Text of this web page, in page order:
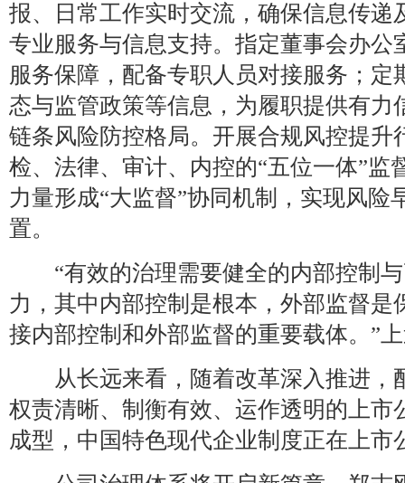
报、日常工作实时交流，确保信息传递
专业服务与信息支持。指定董事会办公
服务保障，配备专职人员对接服务；定
态与监管政策等信息，为履职提供有力
链条风险防控格局。开展合规风控提升
检、法律、审计、内控的“五位一体”监
力量形成“大监督”协同机制，实现风险
置。
“有效的治理需要健全的内部控制与
力，其中内部控制是根本，外部监督是
接内部控制和外部监督的重要载体。”
从长远来看，随着改革深入推进，
权责清晰、制衡有效、运作透明的上市
成型，中国特色现代企业制度正在上市